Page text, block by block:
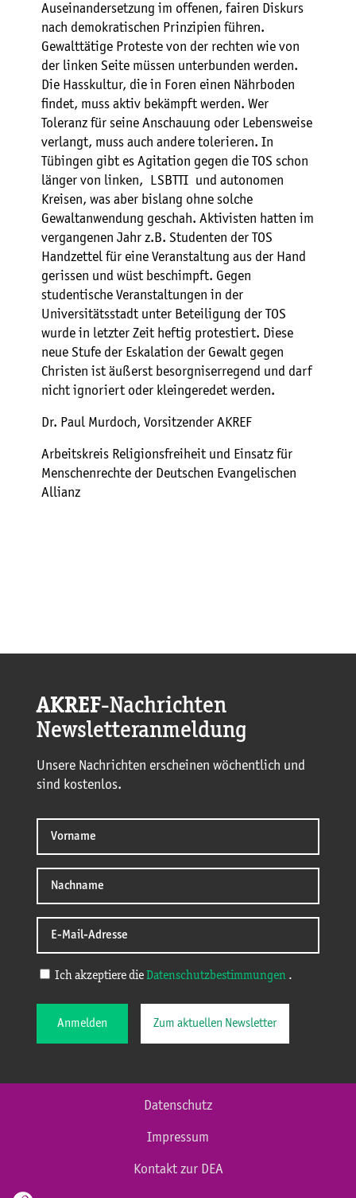
Auseinandersetzung im offenen, fairen Diskurs
nach demokratischen Prinzipien führen.
Gewalttätige Proteste von der rechten wie von
der linken Seite müssen unterbunden werden.
Die Hasskultur, die in Foren einen Nährboden
findet, muss aktiv bekämpft werden. Wer
Toleranz für seine Anschauung oder Lebensweise
verlangt, muss auch andere tolerieren. In
Tübingen gibt es Agitation gegen die TOS schon
länger von linken, LSBTTI und autonomen
Kreisen, was aber bislang ohne solche
Gewaltanwendung geschah. Aktivisten hatten im
vergangenen Jahr z.B. Studenten der TOS
Handzettel für eine Veranstaltung aus der Hand
gerissen und wüst beschimpft. Gegen
studentische Veranstaltungen in der
Universitätsstadt unter Beteiligung der TOS
wurde in letzter Zeit heftig protestiert. Diese
neue Stufe der Eskalation der Gewalt gegen
Christen ist äußerst besorgniserregend und darf
nicht ignoriert oder kleingeredet werden.
Dr. Paul Murdoch, Vorsitzender AKREF
Arbeitskreis Religionsfreiheit und Einsatz für
Menschenrechte der Deutschen Evangelischen
Allianz
AKREF-Nachrichten
Newsletteranmeldung
Unsere Nachrichten erscheinen wöchentlich und
sind kostenlos.
Ich akzeptiere die Datenschutzbestimmungen .
Anmelden Zum aktuellen Newsletter
Datenschutz
Impressum
Kontakt zur DEA